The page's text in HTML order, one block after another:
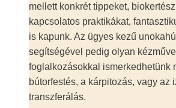
mellett konkrét tippeket,
kapcsolatos praktikákat,
is kapunk. Az ügyes kezű
segítségével pedig olyan
foglalkozásokkal ismerkedhetünk
bútorfestés, a kárpitozás, vagy az
transzferálás.